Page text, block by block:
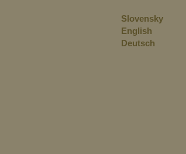
Slovensky
English
Deutsch